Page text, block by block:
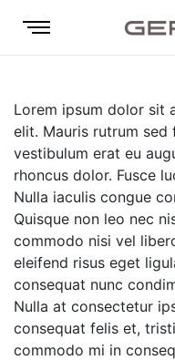
Lorem ipsum dolor sit
elit. Mauris rutrum sed
vestibulum erat eu
rhoncus dolor. Fusce
Nulla iaculis congue
Quisque non leo nec
commodo nisi vel
eleifend risus eget
consequat nunc
Nulla at consectetur
consequat felis et,
commodo mi in